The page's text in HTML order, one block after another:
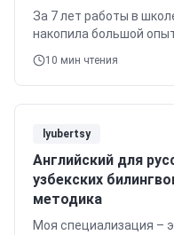
За 7 лет работы в
накопила большой
подростков, особенно
10 мин чтения
lyubertsy
Английский для
узбекских
методика
Моя специализация –